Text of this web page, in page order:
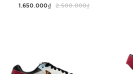
1.650.000₫ 2.500.000₫